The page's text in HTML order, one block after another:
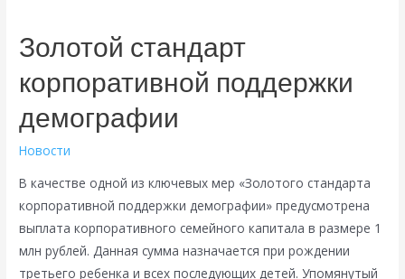
листок
без
заявлений!
Золотой стандарт
корпоративной поддержки
демографии
Новости
В качестве одной из ключевых мер «Золотого стандарта
корпоративной поддержки демографии» предусмотрена
выплата корпоративного семейного капитала в размере 1
млн рублей. Данная сумма назначается при рождении
третьего ребенка и всех последующих детей. Упомянутый